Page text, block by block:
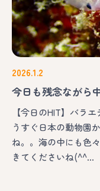
2026.1.2
今日も残念ながら
【今日のHIT】バラ
うすぐ日本の動物園
ね。。海の中にも色
きてくださいね(^^…